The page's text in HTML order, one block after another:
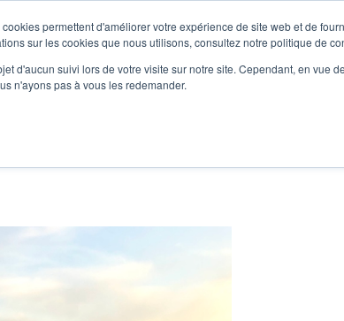
permettent d'améliorer votre expérience de site web et de
sur les cookies que nous utilisons, consultez notre politique de
d'aucun suivi lors de votre visite sur notre site. Cependant, en vue
n'ayons pas à vous les redemander.
L'infolettre